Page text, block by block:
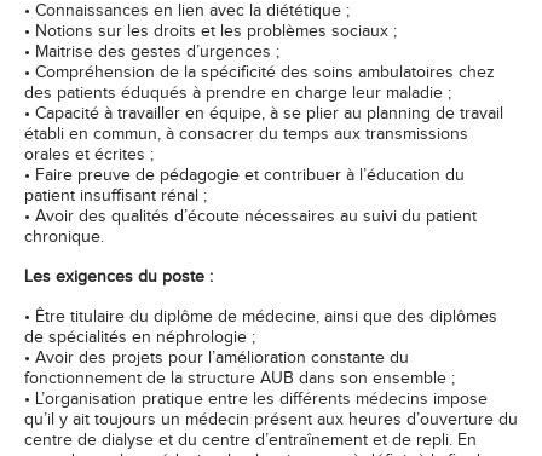
• Connaissances en lien avec la diététique ;
• Notions sur les droits et les problèmes sociaux ;
• Maitrise des gestes d’urgences ;
• Compréhension de la spécificité des soins ambulatoires chez
des patients éduqués à prendre en charge leur maladie ;
• Capacité à travailler en équipe, à se plier au planning de travail
établi en commun, à consacrer du temps aux transmissions
orales et écrites ;
• Faire preuve de pédagogie et contribuer à l’éducation du
patient insuffisant rénal ;
• Avoir des qualités d’écoute nécessaires au suivi du patient
chronique.
Les exigences du poste :
• Être titulaire du diplôme de médecine, ainsi que des diplômes
de spécialités en néphrologie ;
• Avoir des projets pour l’amélioration constante du
fonctionnement de la structure AUB dans son ensemble ;
• L’organisation pratique entre les différents médecins impose
qu’il y ait toujours un médecin présent aux heures d’ouverture du
centre de dialyse et du centre d’entraînement et de repli. En